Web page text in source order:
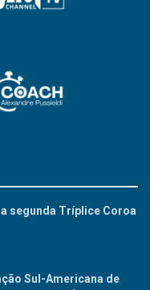
segunda Tríplice Coroa
Sul-Americana de